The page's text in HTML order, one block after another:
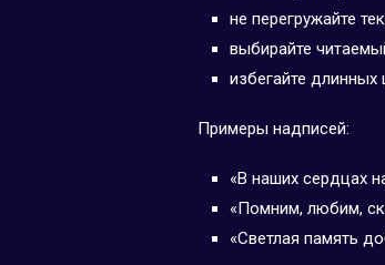
не перегружайте
выбирайте
избегайте
Примеры надписей:
«В наших сердцах
«Помним, любим,
«Светлая память